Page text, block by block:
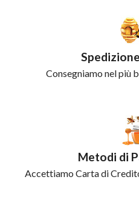
Consegniamo nel più
Metodi di
Accettiamo Carta di